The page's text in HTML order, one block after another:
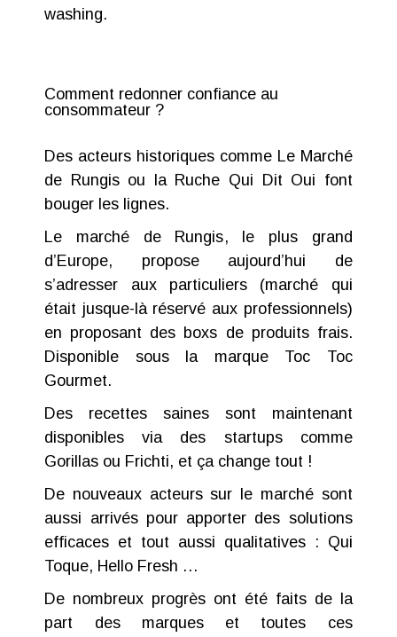
washing.
Comment redonner confiance au
consommateur ?
Des acteurs historiques comme Le Marché
de Rungisou la Ruche Qui Dit Oui font
bouger les lignes.
Le marché de Rungis, le plus grand
d’Europe, propose aujourd’hui de
s’adresser aux particuliers (marché qui
était jusque-là réservé aux professionnels)
en proposant des boxs de produits frais.
Disponible sous la marque Toc Toc
Gourmet.
Des recettes saines sont maintenant
disponibles via des startups comme
Gorillas ou Frichti, et ça change tout !
De nouveaux acteurs sur le marché sont
aussi arrivés pour apporter des solutions
efficaces et tout aussi qualitatives : Qui
Toque, Hello Fresh …
De nombreux progrès ont été faits de la
part des marques et toutes ces